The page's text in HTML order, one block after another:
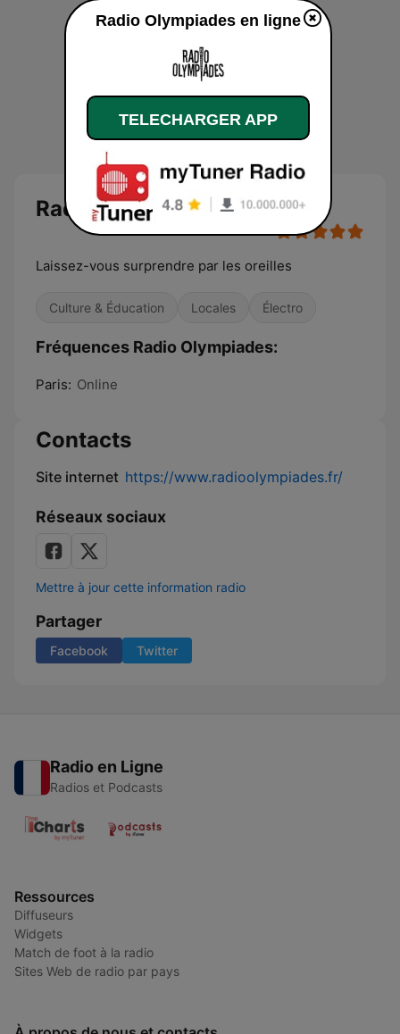
Radio Olympiades
Laissez-vous surprendre par les oreilles
Culture & Éducation Locales Électro
Fréquences Radio Olympiades:
Paris: Online
Contacts
Site internet https://www.radioolympiades.fr/
Réseaux sociaux
Mettre à jour cette information radio
Partager
Facebook Twitter
Radio en Ligne
Radios et Podcasts
Ressources
Diffuseurs
Widgets
Match de foot à la radio
Sites Web de radio par pays
Radio Olympiades en ligne
TELECHARGER APP